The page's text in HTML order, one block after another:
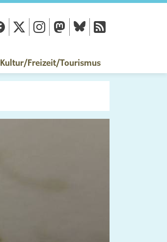
Kultur/Freizeit/Tourismus